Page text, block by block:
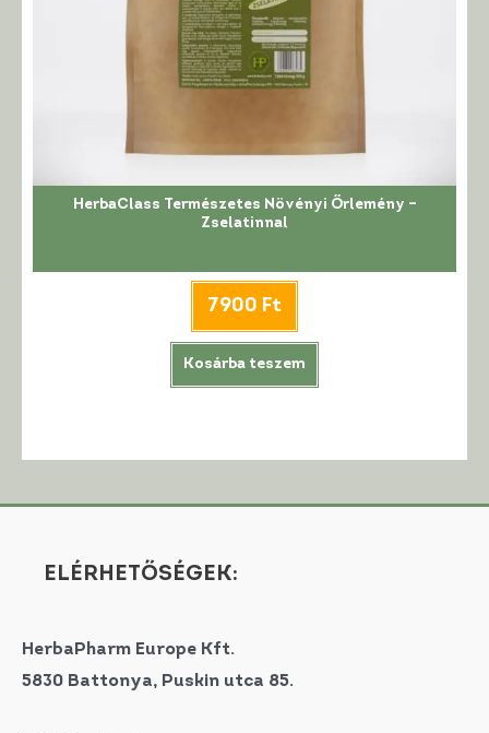
HerbaClass Természetes Növényi Őrlemény –
Zselatinnal
7900 Ft
Kosárba teszem
ELÉRHETŐSÉGEK:
HerbaPharm Europe Kft.
5830 Battonya, Puskin utca 85.